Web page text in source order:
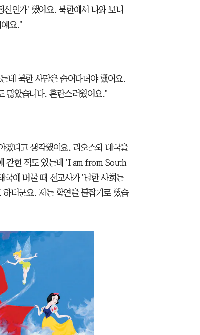
인가' 했어요. 북한에서 나와 보니
예요."
데 북한 사람은 숨어다녀야 했어요.
많았습니다. 혼란스러웠어요."
겠다고 생각했어요. 라오스와 태국을
갇힌 적도 있는데 'I am from South
국에 머물 때 선교사가 '남한 사회는
더군요. 저는 학연을 붙잡기로 했습